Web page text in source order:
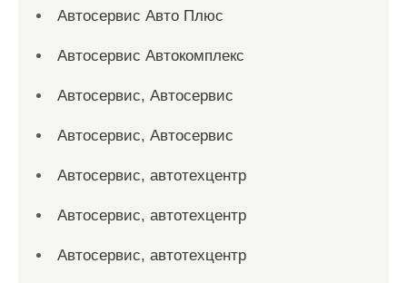
Автосервис Авто Плюс
Автосервис Автокомплекс
Автосервис, Автосервис
Автосервис, Автосервис
Автосервис, автотехцентр
Автосервис, автотехцентр
Автосервис, автотехцентр